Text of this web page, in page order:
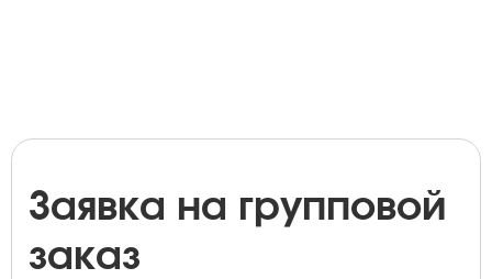
Заявка на групповой
заказ